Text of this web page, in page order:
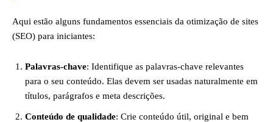
Aqui estão alguns fundamentos essenciais da otimização de sites
(SEO) para iniciantes:
Palavras-chave: Identifique as palavras-chave relevantes
para o seu conteúdo. Elas devem ser usadas naturalmente em
títulos, parágrafos e meta descrições.
Conteúdo de qualidade: Crie conteúdo útil, original e bem